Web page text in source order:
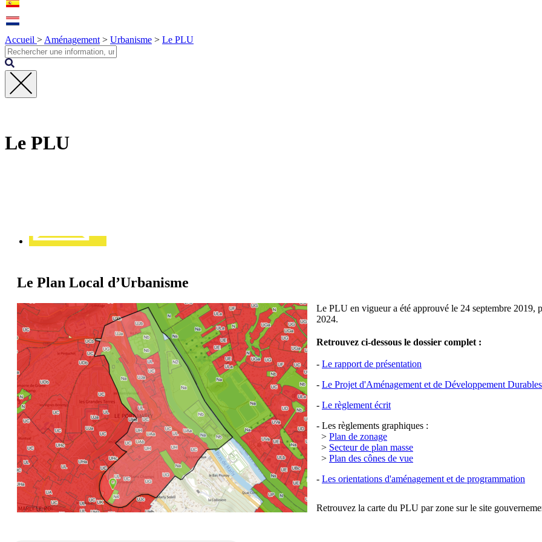
Accueil > Aménagement > Urbanisme > Le PLU
Fermer
Le PLU
Le Plan Local d’Urbanisme
Le PLU en vigueur a été approuvé le 24 septembre
2024.
Retrouvez ci-dessous le dossier complet :
- Le rapport de présentation
- Le Projet d'Aménagement et de Développement Durables
- Le règlement écrit
- Les règlements graphiques :
> Plan de zonage
> Secteur de plan masse
> Plan des cônes de vue
- Les orientations d'aménagement et de programmation
Retrouvez la carte du PLU par zone sur le site